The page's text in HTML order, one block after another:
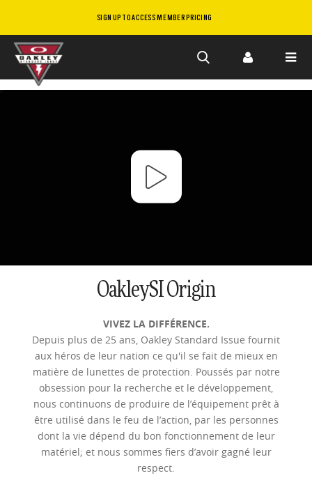
SIGN UP TO ACCESS MEMBER PRICING
Skip to
OakleySI Origin
VIVEZ LA DIFFÉRENCE.
Depuis plus de 25 ans, Oakley Standard Issue fournit
aux héros de leur nation ce qu'il se fait de mieux en
matière de lunettes de protection. Poussés par notre
obsession pour la recherche et le développement,
nous continuons de produire de l’équipement prêt à
être utilisé dans le feu de l’action, par les personnes
dont la vie dépend du bon fonctionnement de leur
matériel; et nous sommes fiers d’avoir gagné leur
respect.